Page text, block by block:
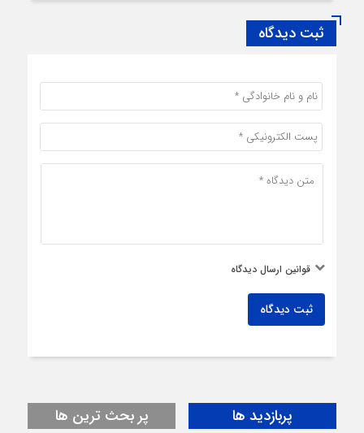
ثبت دیدگاه
قوانین ارسال دیدگاه
ثبت دیدگاه
پربازدید ها پر بحث ترین ها